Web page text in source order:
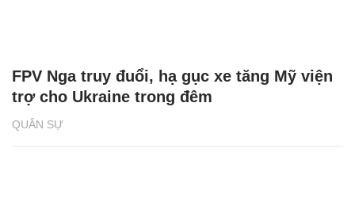
QUÂN SỰ
FPV Nga truy đuổi, hạ gục xe tăng Mỹ viện
trợ cho Ukraine trong đêm